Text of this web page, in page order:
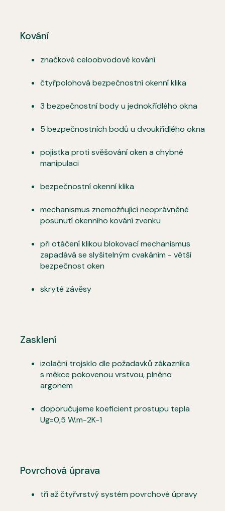
Kování
značkové celoobvodové kování
čtyřpolohová bezpečnostní okenní klika
3 bezpečnostní body u jednokřídlého okna
5 bezpečnostních bodů u dvoukřídlého okna
pojistka proti svěšování oken a chybné
manipulaci
bezpečnostní okenní klika
mechanismus znemožňující neoprávněné
posunutí okenního kování zvenku
při otáčení klikou blokovací mechanismus
zapadává se slyšitelným cvakáním - větší
bezpečnost oken
skryté závěsy
Zasklení
izolační trojsklo dle požadavků zákazníka
s měkce pokovenou vrstvou, plněno
argonem
doporučujeme koeficient prostupu tepla
Ug=0,5 W.m-2K-1
Povrchová úprava
tří až čtyřvrstvý systém povrchové úpravy